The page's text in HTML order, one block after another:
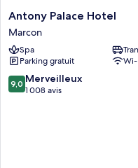
réduite
Antony
Palace
Hotel
Marcon
Antony Palace Hotel
Marcon
Spa
Parking gratuit
9.0
sur
9,0 Merveilleux
1 008 avis